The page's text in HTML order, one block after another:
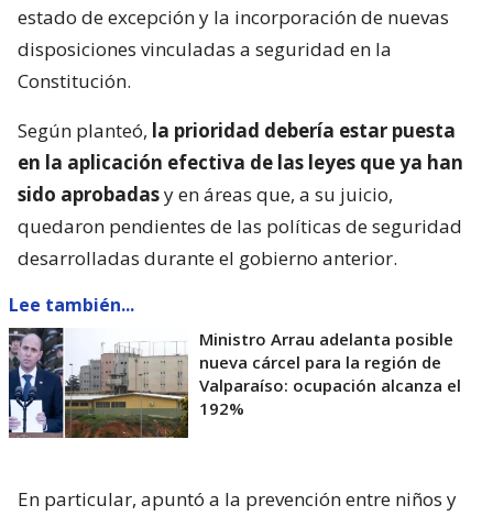
estado de excepción y la incorporación de nuevas
disposiciones vinculadas a seguridad en la
Constitución.
Según planteó, la prioridad debería estar puesta
en la aplicación efectiva de las leyes que ya han
sido aprobadasy en áreas que, a su juicio,
quedaron pendientes de las políticas de seguridad
desarrolladas durante el gobierno anterior.
Lee también...
Ministro Arrau adelanta posible
nueva cárcel para la región de
Valparaíso: ocupación alcanza el
192%
En particular, apuntó a la prevención entre niños y